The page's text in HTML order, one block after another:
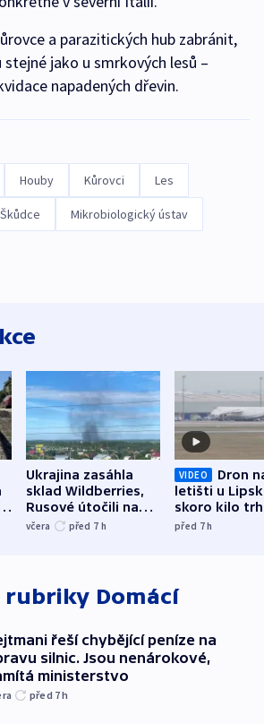
a parazitických hub zabránit,
jako u smrkových lesů –
napadených dřevin.
Houby Kůrovci Les
Škůdce Mikrobiologický ústav
Ukrajina zasáhla
sklad Wildberries,
Rusové útočili na
trh, hasiče či
včera před 7 h
VIDEO
Dron
letišti u
skoro kilo
indicie
před 7h
rubriky Domácí
řeší chybějící peníze na
silnic. Jsou nenárokové,
ministerstvo
před 7h